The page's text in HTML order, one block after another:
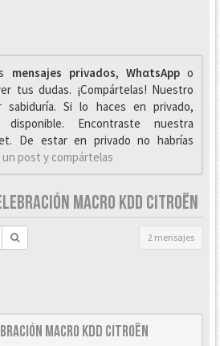
mensajes privados, WhαtsAppo
tus dudas. ¡Compártelas! Nuestro
Si lo haces en privado,
Encontraste nuestra
De estar en privado no habrías
un post y compártelas
MACRO KDD CITROËN
2 mensajes
Macro KDD Citroën